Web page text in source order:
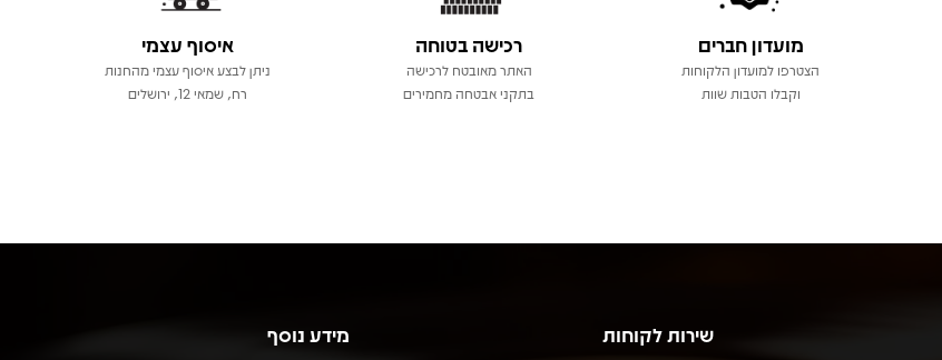
מועדון חברים
הצטרפו למועדון הלקוחות
וקבלו הטבות שוות
רכישה בטוחה
האתר מאובטח לרכישה
בתקני אבטחה מחמירים
איסוף עצמי
ניתן לבצע איסוף עצמי מהחנות
רח, שמאי 12, ירושלים
שירות לקוחות מידע נוסף